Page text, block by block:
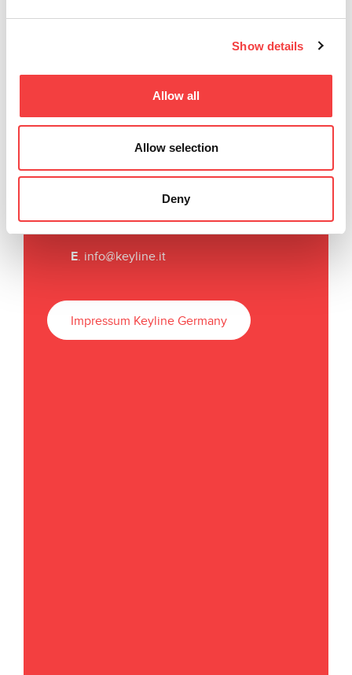
Show details
Allow all
Allow selection
Deny
Keyline S.p.A.
Via Camillo Bianchi, 2
. +39 0438 202511
F. +39 0438 202520
E. info@keyline.it
Impressum Keyline Germany